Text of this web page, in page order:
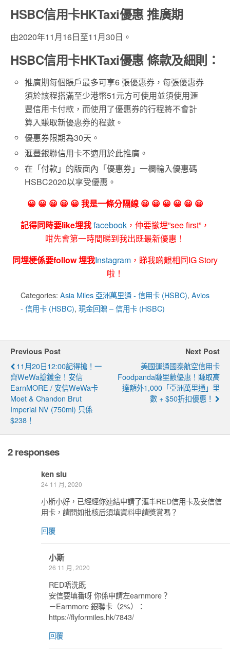
HSBC信用卡HKTaxi優惠 推廣期
由2020年11月16日至11月30日。
HSBC信用卡HKTaxi優惠 條款及細則：
推廣期每個賬戶最多可享6 張優惠券，每張優惠券
須於該程搭滿至少港幣51元方可使用並須使用滙
豐信用卡付款，而使用了優惠券的行程將不會計
算入賺取新優惠券的程數。
優惠券限期為30天。
滙豐銀聯信用卡不適用於此推廣。
在「付款」的版面內「優惠券」一欄輸入優惠碼
HSBC2020以享受優惠。
😀 😀 😀 😀 😀 我是一條分隔線 😀 😀 😀 😀 😀 😀
記得同時要like埋我facebook ，仲要撳埋”see first”，
咁先會第一時間睇到我出既最新優惠！
同埋梗係要follow 埋我Instagram ，睇我啲靚相同IG Story
啦！
Categories: Asia Miles 亞洲萬里通 - 信用卡 (HSBC), Avios
- 信用卡 (HSBC), 現金回贈 – 信用卡 (HSBC)
Previous Post
11月20日12:00記得搶！一
齊WeWa搶鑊金！安信
EarnMORE / 安信WeWa卡
Moet & Chandon Brut
Imperial NV (750ml) 只係
$238！
Next Post
美國運通國泰航空信用卡
Foodpanda賺里數優惠！賺取高
達額外1,000「亞洲萬里通」里
數 + $50折扣優惠！
2 responses
ken siu
24 11 月, 2020
小斯小好，已經經你連結申請了滙丰RED信用卡及安信信
用卡，請問如批核后須填資料申請獎賞嗎？
回覆
小斯
26 11 月, 2020
RED唔洗既
安信要填番呀 你係申請左earnmore？
－Earnmore 銀聯卡（2%）：
https://flyformiles.hk/7843/
回覆